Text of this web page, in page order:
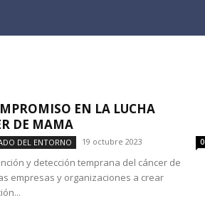
EN LA LUCHA
DE MAMA
DEL ENTORNO 19 octubre 2023 0
y detección temprana del cáncer de
empresas y organizaciones a crear